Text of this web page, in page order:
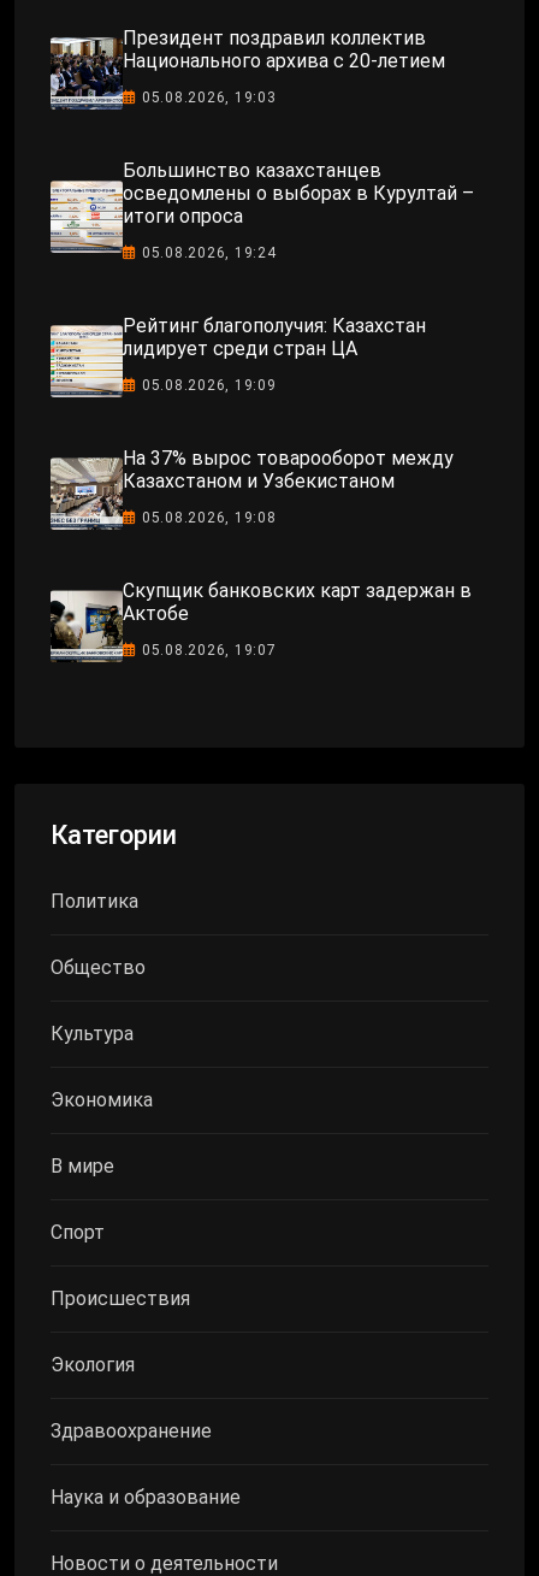
Президент поздравил коллектив
Национального архива с 20-летием
05.08.2026, 19:03
Большинство казахстанцев
осведомлены о выборах в Курултай –
итоги опроса
05.08.2026, 19:24
Рейтинг благополучия: Казахстан
лидирует среди стран ЦА
05.08.2026, 19:09
На 37% вырос товарооборот между
Казахстаном и Узбекистаном
05.08.2026, 19:08
Скупщик банковских карт задержан в
Актобе
05.08.2026, 19:07
Категории
Политика
Общество
Культура
Экономика
В мире
Спорт
Происшествия
Экология
Здравоохранение
Наука и образование
Новости о деятельности